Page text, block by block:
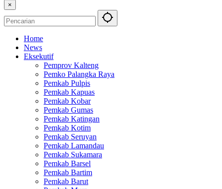
×
Home
News
Eksekutif
Pemprov Kalteng
Pemko Palangka Raya
Pemkab Pulpis
Pemkab Kapuas
Pemkab Kobar
Pemkab Gumas
Pemkab Katingan
Pemkab Kotim
Pemkab Seruyan
Pemkab Lamandau
Pemkab Sukamara
Pemkab Barsel
Pemkab Bartim
Pemkab Barut